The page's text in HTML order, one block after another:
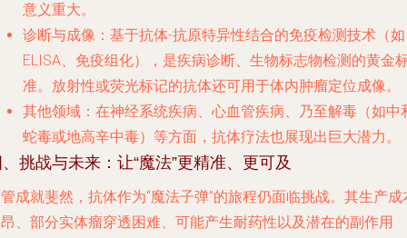
意义重大。
诊断与成像 ：基于抗体-抗原特异性结合的免疫检测技术（如
ELISA、免疫组化），是疾病诊断、生物标志物检测的黄金
准。放射性或荧光标记的抗体还可用于体内肿瘤定位成像。
其他领域 ：在神经系统疾病、心血管疾病、乃至解毒（如中
蛇毒或地高辛中毒）等方面，抗体疗法也展现出巨大潜力。
挑战与未来：让“魔法”更精准、更可及
成就斐然，抗体作为“魔法子弹”的旅程仍面临挑战。其生产成
、部分实体瘤穿透困难、可能产生耐药性以及潜在的副作用